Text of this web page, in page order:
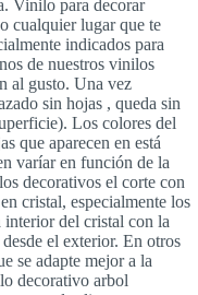
Vinilo para decorar
cualquier lugar que te
indicados para
de nuestros vinilos
al gusto. Una vez
sin hojas , queda sin
Los colores del
que aparecen en está
varíar en función de la
decorativos el corte con
cristal, especialmente los
del cristal con la
el exterior. En otros
se adapte mejor a la
decorativo arbol